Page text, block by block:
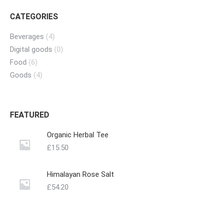
CATEGORIES
Beverages (4)
Digital goods (0)
Food (6)
Goods (4)
FEATURED
Organic Herbal Tee
£15.50
Himalayan Rose Salt
£54.20